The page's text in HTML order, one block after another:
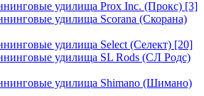
удилища Prox Inc. (Прокс) [3]
удилища Scorana (Скорана)
удилища Select (Селект) [20]
удилища SL Rods (СЛ Родс)
удилища Shimano (Шимано)